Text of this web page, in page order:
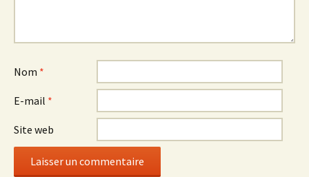
Nom *
E-mail *
Site web